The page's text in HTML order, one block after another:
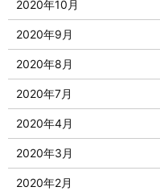
2020年10月
2020年9月
2020年8月
2020年7月
2020年4月
2020年3月
2020年2月